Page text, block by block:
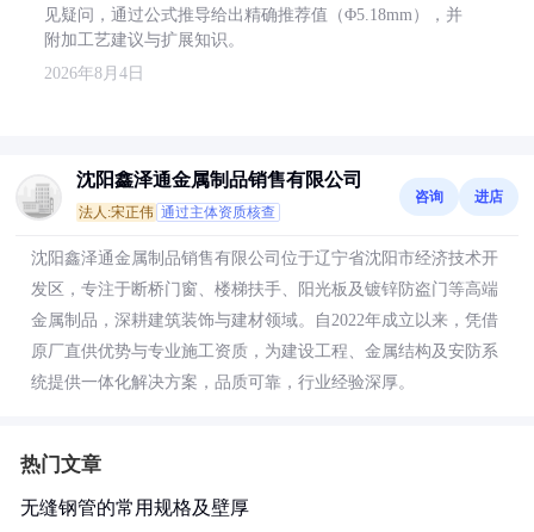
见疑问，通过公式推导给出精确推荐值（Φ5.18mm），并
附加工艺建议与扩展知识。
2026年8月4日
沈阳鑫泽通金属制品销售有限公司
法人:宋正伟 通过主体资质核查
咨询 进店
沈阳鑫泽通金属制品销售有限公司位于辽宁省沈阳市经济技术开
发区，专注于断桥门窗、楼梯扶手、阳光板及镀锌防盗门等高端
金属制品，深耕建筑装饰与建材领域。自2022年成立以来，凭借
原厂直供优势与专业施工资质，为建设工程、金属结构及安防系
统提供一体化解决方案，品质可靠，行业经验深厚。
热门文章
无缝钢管的常用规格及壁厚